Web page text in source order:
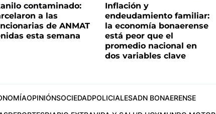
contaminado:
a las
de ANMAT
esta semana
Inflación y
endeudamiento familiar:
la economía bonaerense
está peor que el
promedio nacional en
dos variables clave
OPINIÓNSOCIEDADPOLICIALESADN BONAERENSE